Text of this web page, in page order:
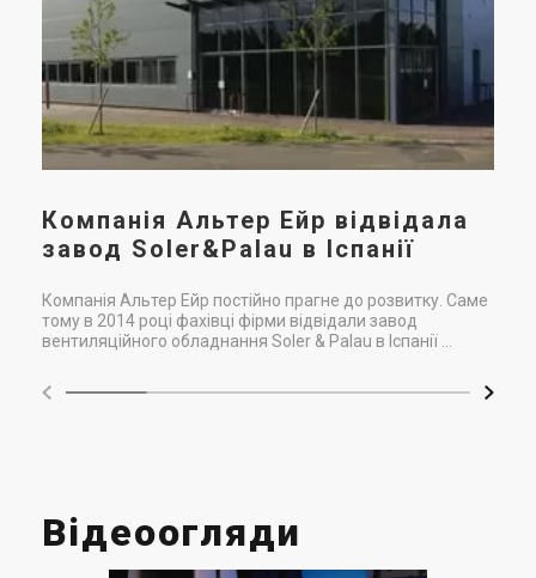
Компанія Альтер Ейр відвідала
завод Soler&Palau в Іспанії
Компанія Альтер Ейр постійно прагне до розвитку. Саме
тому в 2014 році фахівці фірми відвідали завод
вентиляційного обладнання Soler & Palau в Іспанії ...
Відеоогляди